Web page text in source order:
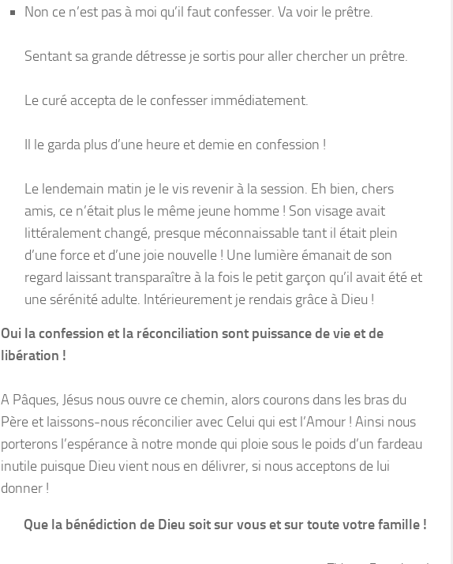
Non ce n’est pas à moi qu’il faut confesser. Va voir le prêtre.
Sentant sa grande détresse je sortis pour aller chercher un prêtre.
Le curé accepta de le confesser immédiatement.
Il le garda plus d’une heure et demie en confession !
Le lendemain matin je le vis revenir à la session. Eh bien, chers
amis, ce n’était plus le même jeune homme ! Son visage avait
littéralement changé, presque méconnaissable tant il était plein
d’une force et d’une joie nouvelle ! Une lumière émanait de son
regard laissant transparaître à la fois le petit garçon qu’il avait été et
une sérénité adulte. Intérieurement je rendais grâce à Dieu !
Oui la confession et la réconciliation sont puissance de vie et de
libération !
A Pâques, Jésus nous ouvre ce chemin, alors courons dans les bras du
Père et laissons-nous réconcilier avec Celui qui est l’Amour ! Ainsi nous
porterons l’espérance à notre monde qui ploie sous le poids d’un fardeau
inutile puisque Dieu vient nous en délivrer, si nous acceptons de lui
donner !
Que la bénédiction de Dieu soit sur vous et sur toute votre famille !